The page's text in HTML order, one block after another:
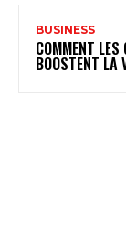
BUSINESS
COMMENT
BOOSTENT LA